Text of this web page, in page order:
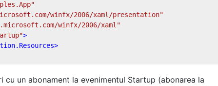
winfx/2006/xaml/presentation"
winfx/2006/xaml"
>
>
un abonament la evenimentul Startup (abonarea la